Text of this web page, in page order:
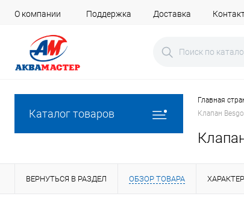
О компании Поддержка Доставка
Каталог товаров
Главная
Клапан
ВЕРНУТЬСЯ В РАЗДЕЛ ОБЗОР ТОВАРА